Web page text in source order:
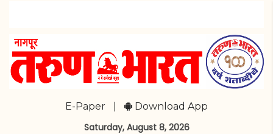
E-Paper Download App
Saturday, August 8, 2026